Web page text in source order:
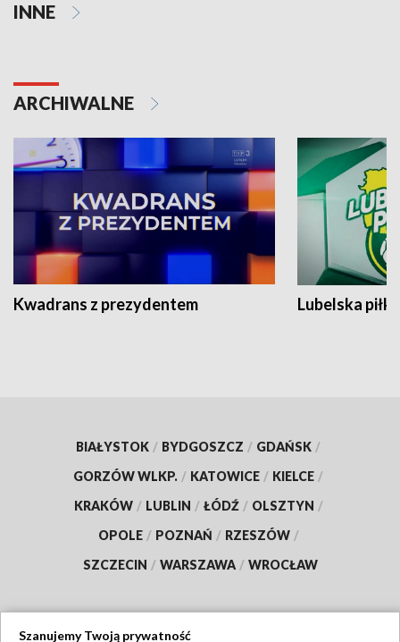
INNE
ARCHIWALNE
Kwadrans z prezydentem Lubelska piłka
BIAŁYSTOK / BYDGOSZCZ / GDAŃSK /
GORZÓW WLKP. / KATOWICE / KIELCE /
KRAKÓW / LUBLIN / ŁÓDŹ / OLSZTYN /
OPOLE / POZNAŃ / RZESZÓW /
SZCZECIN / WARSZAWA / WROCŁAW
Szanujemy Twoją prywatność